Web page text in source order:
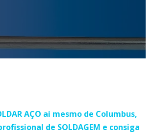
AÇO ai mesmo de Columbus,
de SOLDAGEM e consiga